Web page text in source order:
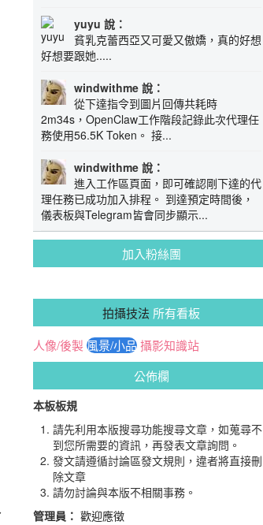
yuyu 說：
貧乳克蕾西亞又可愛又傲嬌，真的好想
好想要跟她.....
windwithme 說：
從下達指令到圖片回傳共耗時
2m34s，OpenClaw工作階段記錄此次代理任
務使用56.5K Token。 接...
windwithme 說：
進入工作區頁面，即可確認剛下達的代
理任務已成功加入排程。 到達預定時間後，
儀表板與Telegram皆會同步顯示...
加入粉絲團
拍攝技法 所有看板
人像/後製風景/小品攝影知識站
公佈欄
本板板規
請先利用本版搜尋功能搜尋文章，如蒐尋不
到您所需要的資訊，再發表文章詢問。
發文請遵循討論區發文規則，違者將直接刪
除文章
請勿討論與本版不相關事務。
管理員： 歡迎應徵